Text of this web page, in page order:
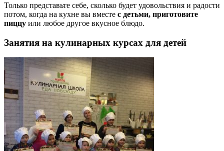
Только представьте себе, сколько будет удовольствия и радости
потом, когда на кухне вы вместе с детьми, приготовите
пиццу или любое другое вкусное блюдо.
Занятия на кулинарных курсах для детей